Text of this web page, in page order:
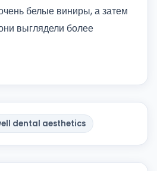
белые виниры, а затем
выглядели более
dental aesthetics